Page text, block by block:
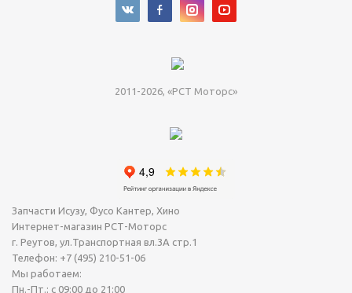
2011-2026, «РСТ Моторс»
Запчасти Исузу, Фусо Кантер, Хино
Интернет-магазин РСТ-Моторс
г. Реутов, ул.Транспортная вл.3А стр.1
Телефон: +7 (495) 210-51-06
Мы работаем:
Пн.-Пт.: с 09:00 до 21:00